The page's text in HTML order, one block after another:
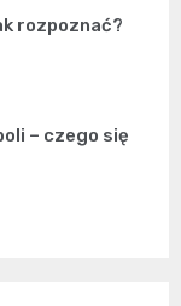
rozpoznać?
– czego się